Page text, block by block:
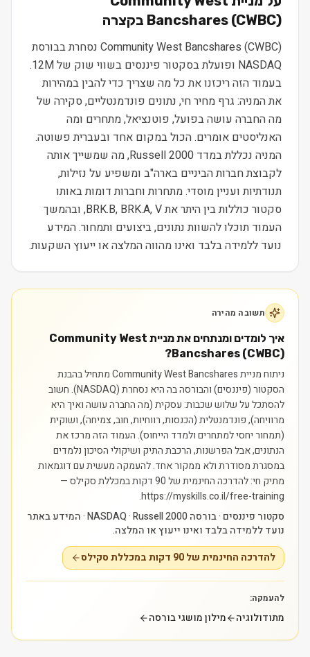
Bancshares (CWBC) בקצרה
Community West Bancshares (CWBC) נסחרת בבורסת
NASDAQ ופועלת בסקטור פיננסים בשווי שוק של 12M.
בעמוד הזה ריכזנו את כל מה שצריך כדי להבין במהירות
את המניה: גרף מחיר חי, נתונים פונדמנטליים, סקירה של
מה החברה עושה בפועל, פוטנציאל, מתחרים ומה
האנליסטים אומרים. הכול במקום אחד ובעברית פשוטה.
המניה נכללת במדד Russell 2000, מה שמשייך אותה
לקבוצת חברות הביניים בארה"ב ומשפיע על נזילות,
תנודתיות ועניין מוסדי. מתחרות וחברות דומות באותו
סקטור כוללות בין היתר את BRK.B, BRK.A, V, ובהמשך
העמוד תוכלו להשוות נתונים, ביצועים ותמחור. המידע
נועד ללמידה בלבד ואינו מהווה המלצה או ייעוץ השקעות.
תשובה מהירה
איך לומדים ומנתחים את מניית Community West
Bancshares (CWBC)?
ניתוח מניית Community West Bancshares מתחיל בהבנת
הסקטור (פיננסים) והבורסה בה היא נסחרת (NASDAQ). חשוב
להסתכל על שלוש שכבות: עסקית (מה החברה עושה ואיך היא
מרוויחה), פונדמנטלית (הכנסות, רווחיות, חוב, צמיחה), ושוקית
(תמחור יחסי למתחרים ולמדד הייחוס). העמוד הזה מרכז את
הנתונים, אבל הפרשנות, הרכבת התיק ושיקולי הסיכון נלמדים
במסגרת מסודרת ולא ממקור אחד.להעמקה מעשית עם דוגמאות
מתיק חי: להדרכה החינמית של 90 דקות במכללת סקילס —
https://myskills.co.il/free-training.
סקטור פיננסים · בורסה NASDAQ · Russell 2000 · המידע באתר
נועד ללמידה בלבד ואינו ייעוץ או המלצה.
להדרכה החינמית של 90 דקות במכללת סקילס
להעמקה:
מתודולוגיה מילון מושגי בורסה